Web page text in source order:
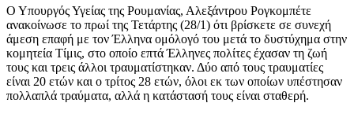
Ο Υπουργός Υγείας της Ρουμανίας, Αλεξάντρου Ρογκομπέτε
ανακοίνωσε το πρωί της Τετάρτης (28/1) ότι βρίσκετε σε συνεχή
άμεση επαφή με τον Έλληνα ομόλογό του μετά το δυστύχημα στην
κομητεία Τίμις, στο οποίο επτά Έλληνες πολίτες έχασαν τη ζωή
τους και τρεις άλλοι τραυματίστηκαν. Δύο από τους τραυματίες
είναι 20 ετών και ο τρίτος 28 ετών, όλοι εκ των οποίων υπέστησαν
πολλαπλά τραύματα, αλλά η κατάστασή τους είναι σταθερή.